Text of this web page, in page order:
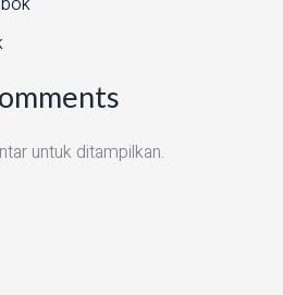
untuk ditampilkan.